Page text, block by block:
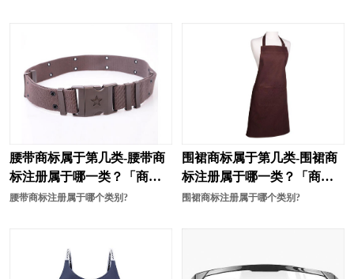
腰带商标属于第几类-腰带商
标注册属于哪一类？「商标
分类」
腰带商标注册属于哪个类别?
围裙商标属于第几类-围裙商
标注册属于哪一类？「商标
分类」
围裙商标注册属于哪个类别?